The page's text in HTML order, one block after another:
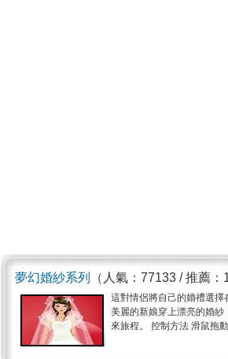
夢幻婚紗系列 （人氣：77133 / 推薦：
這對情侶將自己的婚禮選
美麗的新娘穿上漂亮的婚
來旅程。 控制方法 滑鼠拖